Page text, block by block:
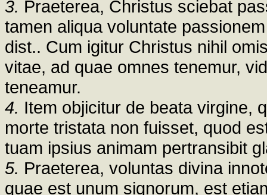
3. Praeterea, Christus sciebat
tamen aliqua voluntate
dist.. Cum igitur Christus nihil
vitae, ad quae omnes tenemur,
teneamur.
4. Item objicitur de beata virgine,
morte tristata non fuisset, quod
tuam ipsius animam pertransibit
5. Praeterea, voluntas divina
quae est unum signorum, est